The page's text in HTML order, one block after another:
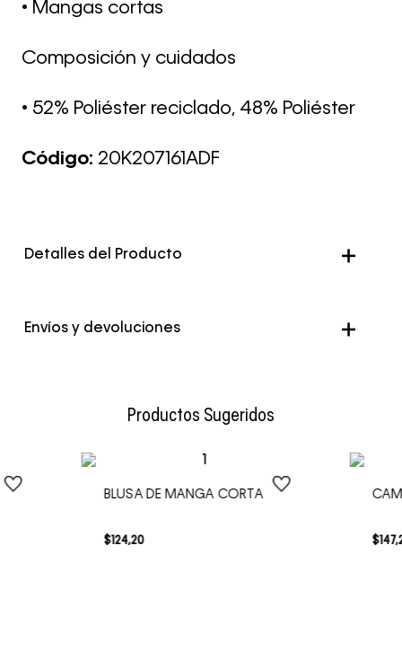
• Mangas cortas
Composición y cuidados
• 52% Poliéster reciclado, 48% Poliéster
Código: 20K207161ADF
Detalles del Producto
Color Beige
Envíos y devoluciones
Productos Sugeridos
BLUSA DE MANGA CORTA
$124,20 $147,